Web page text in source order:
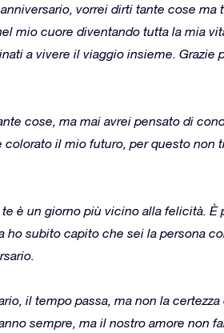
vorrei dirti tante cose ma
mio cuore diventando tutta la mia
a vivere il viaggio insieme. Grazie
cose, ma mai avrei pensato di
il mio futuro, per questo non
è un giorno più vicino alla felicità.
ho subito capito che sei la persona
il tempo passa, ma non la
sempre, ma il nostro amore non